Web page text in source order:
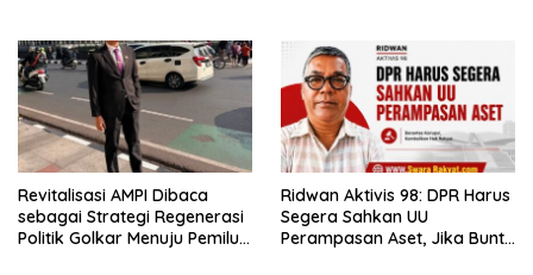
Revitalisasi AMPI Dibaca
sebagai Strategi Regenerasi
Politik Golkar Menuju Pemilu
Ridwan Aktivis 98: DPR Harus
Segera Sahkan UU
Perampasan Aset, Jika Buntu